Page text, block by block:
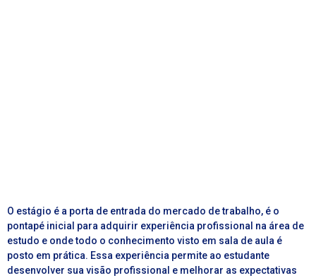
O estágio é a porta de entrada do mercado de trabalho, é o
pontapé inicial para adquirir experiência profissional na área de
estudo e onde todo o conhecimento visto em sala de aula é
posto em prática. Essa experiência permite ao estudante
desenvolver sua visão profissional e melhorar as expectativas